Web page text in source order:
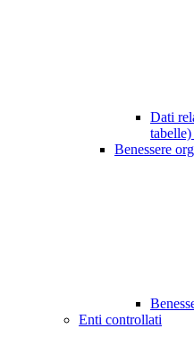
Dati
tabelle)
Benessere
Enti controllati